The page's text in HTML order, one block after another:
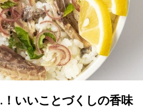
いいことづくしの香味